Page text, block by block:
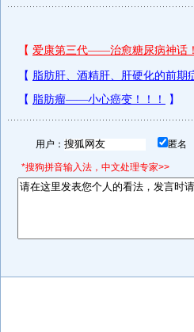
用户： 匿名
*搜狗拼音输入法，中文处理专家>>